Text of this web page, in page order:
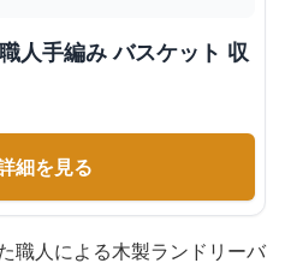
人手編み バスケット 収
細を見る
職人による木製ランドリーバ